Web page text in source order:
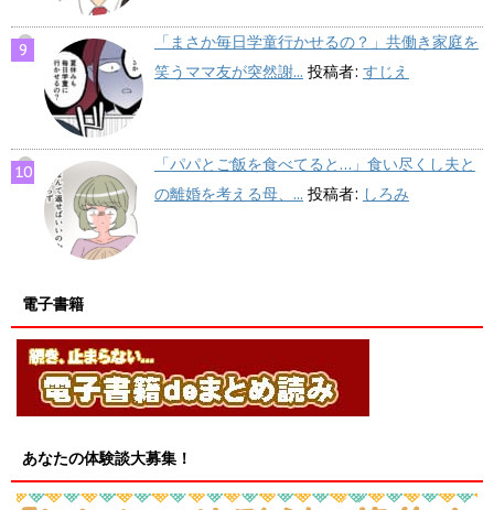
「まさか毎日学童行かせるの？」共働き家庭を
笑うママ友が突然謝... 投稿者: すじえ
「パパとご飯を食べてると…」食い尽くし夫と
の離婚を考える母、... 投稿者: しろみ
電子書籍
あなたの体験談大募集！